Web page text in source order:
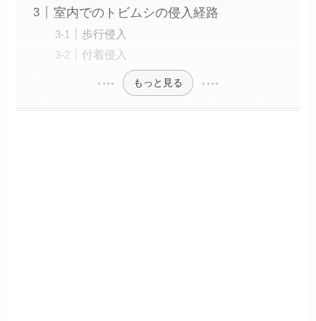
室内でのトビムシの侵入経路
歩行侵入
付着侵入
もっと見る